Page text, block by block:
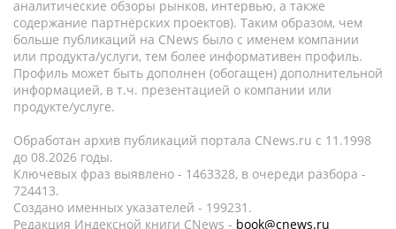
аналитические обзоры рынков, интервью, а также
содержание партнёрских проектов). Таким образом, чем
больше публикаций на CNews было с именем компании
или продукта/услуги, тем более информативен профиль.
Профиль может быть дополнен (обогащен) дополнительной
информацией, в т.ч. презентацией о компании или
продукте/услуге.
Обработан архив публикаций портала CNews.ru c 11.1998
до 08.2026 годы.
Ключевых фраз выявлено - 1463328, в очереди разбора -
724413.
Создано именных указателей - 199231.
Редакция Индексной книги CNews - book@cnews.ru